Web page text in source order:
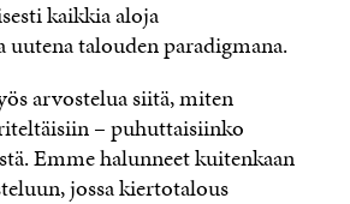
kaikkia aloja
talouden paradigmana.
arvostelua siitä, miten
– puhuttaisiinko
Emme halunneet kuitenkaan
jossa kiertotalous